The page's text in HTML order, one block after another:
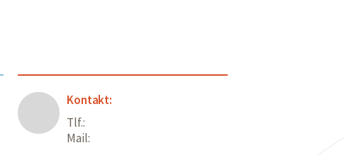
Kontakt:
Tlf.:
Mail: